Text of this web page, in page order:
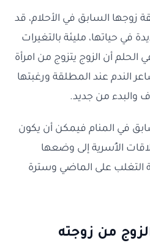
زوجها السابق في الأحلام، قد
في حياتها، مليئة بالتغيرات
الحلم أن الزوج يتزوج من امرأة
الندم عند المطلقة ورغبتها
والبدء من جديد.
في المنام فيمكن أن يكون
الأُسرية إلى وضعها
التغلب على الماضي وسترة
من زوجته